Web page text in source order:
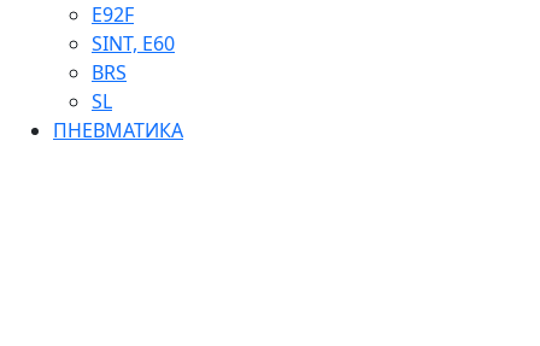
Е92F
SINT, E60
BRS
SL
ПНЕВМАТИКА